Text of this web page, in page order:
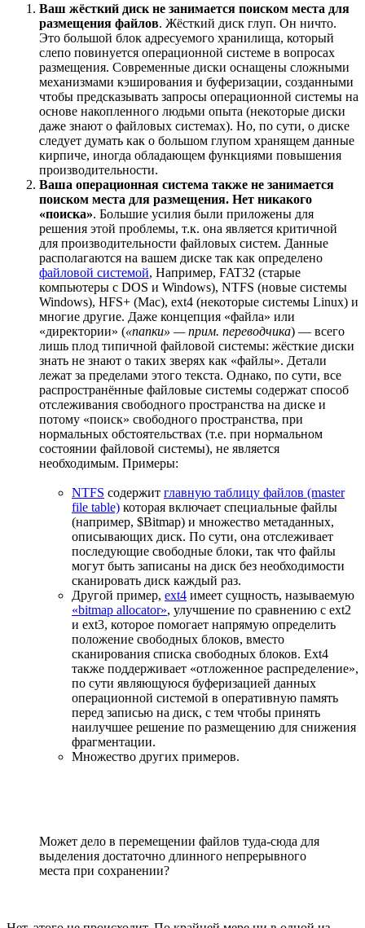
Ваш жёсткий диск не занимается поиском места для
размещения файлов. Жёсткий диск глуп. Он ничто.
Это большой блок адресуемого хранилища, который
слепо повинуется операционной системе в вопросах
размещения. Современные диски оснащены сложными
механизмами кэширования и буферизации, созданными
чтобы предсказывать запросы операционной системы на
основе накопленного людьми опыта (некоторые диски
даже знают о файловых системах). Но, по сути, о диске
следует думать как о большом глупом хранящем данные
кирпиче, иногда обладающем функциями повышения
производительности.
Ваша операционная система также не занимается
поиском места для размещения. Нет никакого
«поиска». Большие усилия были приложены для
решения этой проблемы, т.к. она является критичной
для производительности файловых систем. Данные
располагаются на вашем диске так как определено
файловой системой, Например, FAT32 (старые
компьютеры с DOS и Windows), NTFS (новые системы
Windows), HFS+ (Mac), ext4 (некоторые системы Linux) и
многие другие. Даже концепция «файла» или
«директории» («папки» — прим. переводчика) — всего
лишь плод типичной файловой системы: жёсткие диски
знать не знают о таких зверях как «файлы». Детали
лежат за пределами этого текста. Однако, по сути, все
распространённые файловые системы содержат способ
отслеживания свободного пространства на диске и
потому «поиск» свободного пространства, при
нормальных обстоятельствах (т.е. при нормальном
состоянии файловой системы), не является
необходимым. Примеры:
NTFS содержит главную таблицу файлов (master
file table) которая включает специальные файлы
(например, $Bitmap) и множество метаданных,
описывающих диск. По сути, она отслеживает
последующие свободные блоки, так что файлы
могут быть записаны на диск без необходимости
сканировать диск каждый раз.
Другой пример, ext4 имеет сущность, называемую
«bitmap allocator», улучшение по сравнению с ext2
и ext3, которое помогает напрямую определить
положение свободных блоков, вместо
сканирования списка свободных блоков. Ext4
также поддерживает «отложенное распределение»,
по сути являющуюся буферизацией данных
операционной системой в оперативную память
перед записью на диск, с тем чтобы принять
наилучшее решение по размещению для снижения
фрагментации.
Множество других примеров.
Может дело в перемещении файлов туда-сюда для
выделения достаточно длинного непрерывного
места при сохранении?